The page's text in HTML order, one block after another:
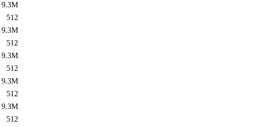
9.3M
512
9.3M
512
9.3M
512
9.3M
512
9.3M
512